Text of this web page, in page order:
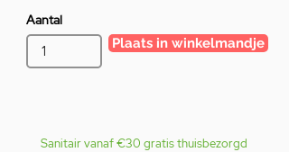
Aantal
Plaats in winkelmandje
Sanitair vanaf €30 gratis thuisbezorgd